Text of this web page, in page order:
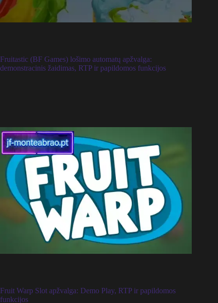
Fruitastic (BF Games) lošimo automatų apžvalga:
demonstracinis žaidimas, RTP ir papildomos funkcijos
Fruit Warp Slot apžvalga: Demo Play, RTP ir papildomos
funkcijos